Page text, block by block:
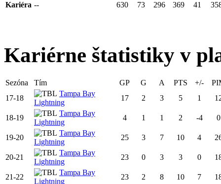
Kariéra -- 630 73 296 369 41
Kariérne štatistiky v
Sezóna Tím GP G A PTS +/-
17-18
Tampa Bay
Lightning
17 2 3 5 1
18-19
Tampa Bay
Lightning
4 1 1 2 -4 0
19-20
Tampa Bay
Lightning
25 3 7 10 4
20-21
Tampa Bay
Lightning
23 0 3 3 0
21-22
Tampa Bay
Lightning
23 2 8 10 7